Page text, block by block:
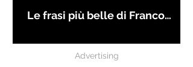
Le frasi più belle di Franco
Advertising